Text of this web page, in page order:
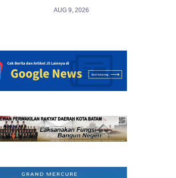
AUG 9, 2026